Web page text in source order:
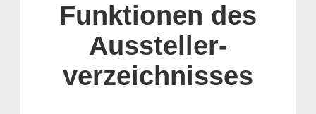
Funktionen des
Aussteller-
verzeichnisses